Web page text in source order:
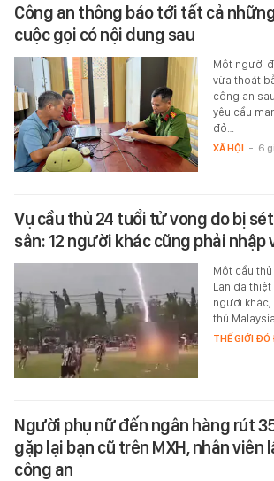
Công an thông báo tới tất cả
cuộc gọi có nội dung sau
Một người
vừa thoát
công an
yêu cầu
đỏ…
XÃ HỘI - 6
Vụ cầu thủ 24 tuổi tử vong do bị
sân: 12 người khác cũng phải nhập
Một cầu
Lan đã
người
thủ
THẾ GIỚI ĐÓ
Người phụ nữ đến ngân hàng rút
gặp lại bạn cũ trên MXH, nhân viên
công an